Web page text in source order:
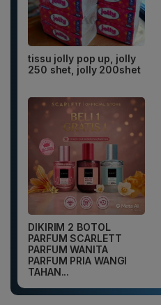
tissu jolly pop up, jolly
250 shet, jolly 200shet
DIKIRIM 2 BOTOL
PARFUM SCARLETT
PARFUM WANITA
PARFUM PRIA WANGI
TAHAN...